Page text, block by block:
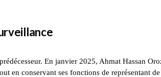
En janvier 2025, Ahmat Hassan
en conservant ses fonctions de représentant